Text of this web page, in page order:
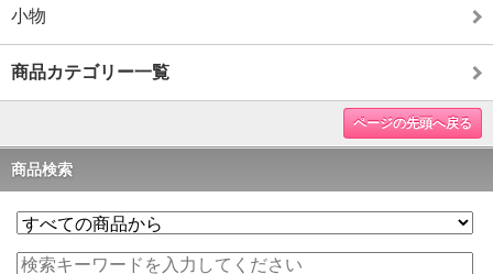
小物
商品カテゴリー一覧
ページの先頭へ戻る
商品検索